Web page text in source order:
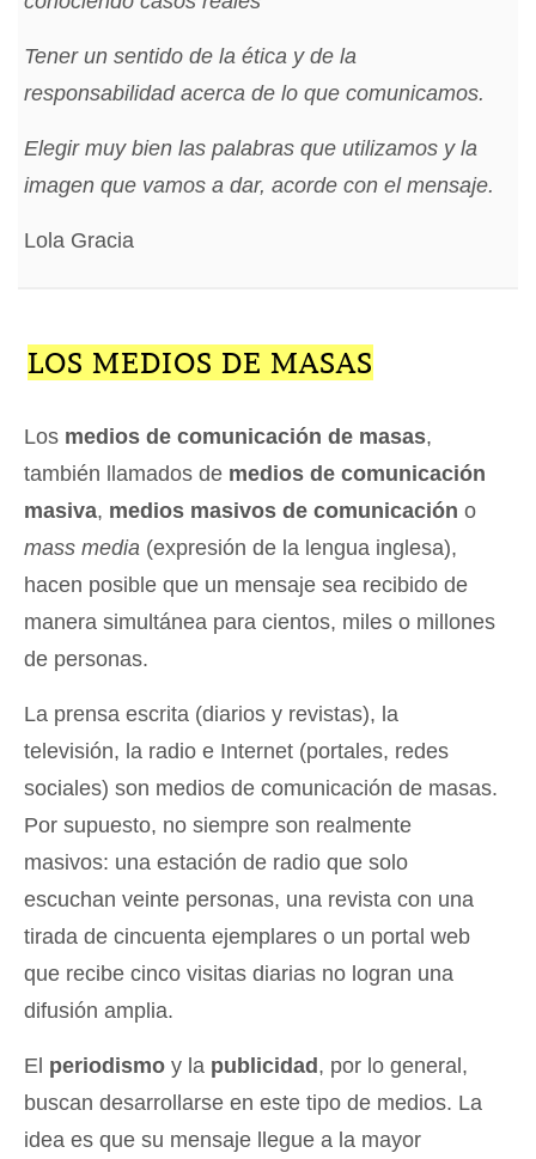
Tener un sentido de la ética y de la
responsabilidad acerca de lo que comunicamos.
Elegir muy bien las palabras que utilizamos y la
imagen que vamos a dar, acorde con el mensaje.
Lola Gracia
LOS MEDIOS DE MASAS
Los medios de comunicación de masas,
también llamados de medios de comunicación
masiva, medios masivos de comunicación o
mass media (expresión de la lengua inglesa),
hacen posible que un mensaje sea recibido de
manera simultánea para cientos, miles o millones
de personas.
La prensa escrita (diarios y revistas), la
televisión, la radio e Internet (portales, redes
sociales) son medios de comunicación de masas.
Por supuesto, no siempre son realmente
masivos: una estación de radio que solo
escuchan veinte personas, una revista con una
tirada de cincuenta ejemplares o un portal web
que recibe cinco visitas diarias no logran una
difusión amplia.
El periodismo y la publicidad, por lo general,
buscan desarrollarse en este tipo de medios. La
idea es que su mensaje llegue a la mayor